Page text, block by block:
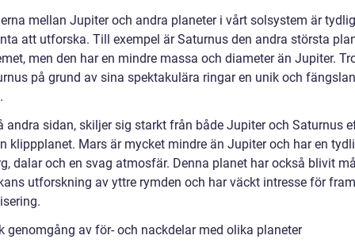
mellan Jupiter och andra planeter i vårt solsystem är
att utforska. Till exempel är Saturnus den andra största
men den har en mindre massa och diameter än Jupiter.
på grund av sina spektakulära ringar en unik och
andra sidan, skiljer sig starkt från både Jupiter och Saturnus
klippplanet. Mars är mycket mindre än Jupiter och har en
dalar och en svag atmosfär. Denna planet har också blivit
utforskning av yttre rymden och har väckt intresse för
genomgång av för- och nackdelar med olika planeter